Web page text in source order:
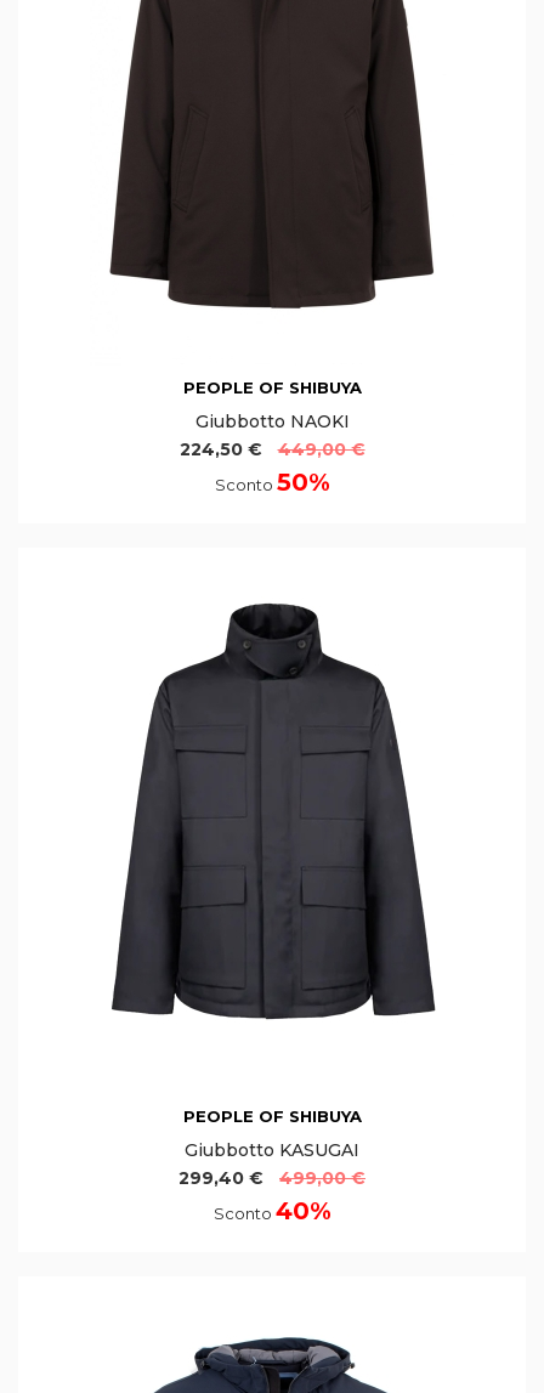
PEOPLE OF SHIBUYA
Giubbotto NAOKI
224,50 €
449,00 €
Sconto 50%
PEOPLE OF SHIBUYA
Giubbotto KASUGAI
299,40 €
499,00 €
Sconto 40%